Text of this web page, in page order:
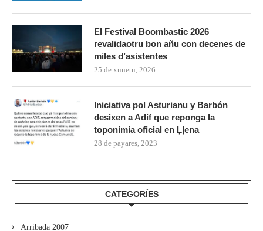
El Festival Boombastic 2026
revalidaotru bon añu con decenes de
miles d’asistentes
25 de xunetu, 2026
Iniciativa pol Asturianu y Barbón
desixen a Adif que reponga la
toponimia oficial en Ḷḷena
28 de payares, 2023
CATEGORÍES
Arribada 2007